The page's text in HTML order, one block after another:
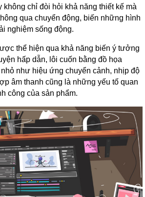
không chỉ đòi hỏi khả năng thiết kế mà
qua chuyển động, biến những hình
nghiệm sống động.
thể hiện qua khả năng biến ý tưởng
hấp dẫn, lôi cuốn bằng đồ họa
như hiệu ứng chuyển cảnh, nhịp độ
âm thanh cũng là những yếu tố quan
công của sản phẩm.